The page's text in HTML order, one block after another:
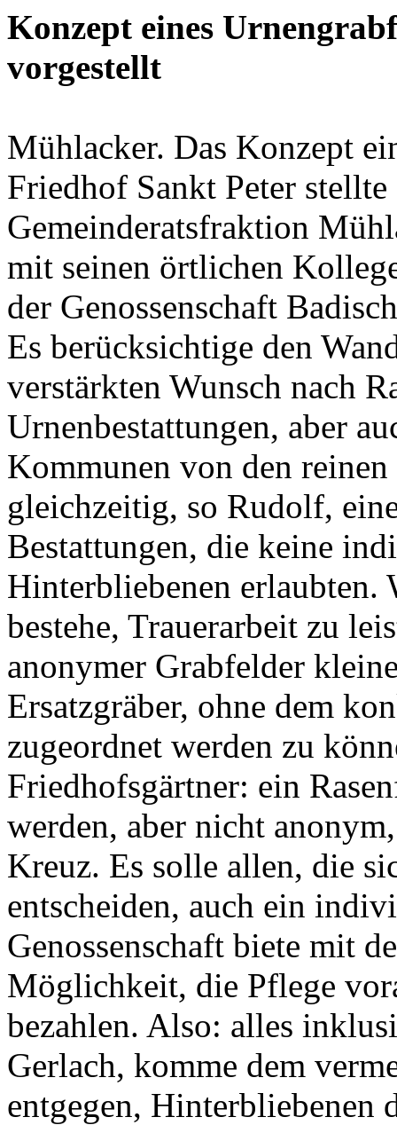
Konzept eines
vorgestellt
Mühlacker. Das Konzept
Friedhof Sankt Peter
Gemeinderatsfraktion
mit seinen örtlichen
der Genossenschaft
Es berücksichtige den
verstärkten Wunsch nach
Urnenbestattungen, aber
Kommunen von den
gleichzeitig, so Rudolf,
Bestattungen, die keine
Hinterbliebenen erlaubten.
bestehe, Trauerarbeit zu
anonymer Grabfelder
Ersatzgräber, ohne dem
zugeordnet werden zu
Friedhofsgärtner: ein
werden, aber nicht
Kreuz. Es solle allen, die
entscheiden, auch ein
Genossenschaft biete mit
Möglichkeit, die Pflege
bezahlen. Also: alles
Gerlach, komme dem
entgegen, Hinterbliebenen